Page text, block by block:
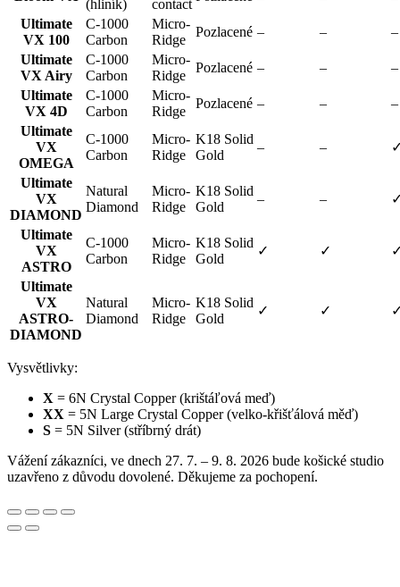
(hliník)
contact
Ultimate
VX 100
C-1000
Carbon
Micro-
Ridge
Pozlacené – –
–
Ultimate
VX Airy
C-1000
Carbon
Micro-
Ridge
Pozlacené – –
–
Ultimate
VX 4D
C-1000
Carbon
Micro-
Ridge
Pozlacené – –
–
Ultimate
VX
OMEGA
C-1000
Carbon
Micro-
Ridge
K18 Solid
Gold
– –
Ultimate
VX
DIAMOND
Natural
Diamond
Micro-
Ridge
K18 Solid
Gold
– –
Ultimate
VX
ASTRO
C-1000
Carbon
Micro-
Ridge
K18 Solid
Gold
✓ ✓
Ultimate
VX
ASTRO-
DIAMOND
Natural
Diamond
Micro-
Ridge
K18 Solid
Gold
✓ ✓
Vysvětlivky:
X = 6N Crystal Copper (krištáľová meď)
XX = 5N Large Crystal Copper (velko-křišťálová měď)
S = 5N Silver (stříbrný drát)
Vážení zákazníci, ve dnech 27. 7. – 9. 8. 2026 bude košické studio
uzavřeno z důvodu dovolené. Děkujeme za pochopení.